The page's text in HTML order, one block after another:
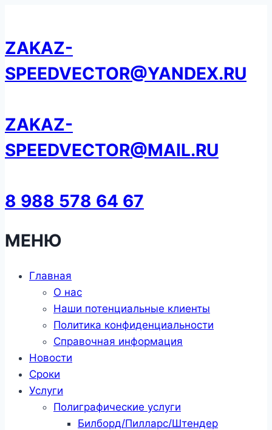
содержанию
ZAKAZ-
SPEEDVECTOR@YANDEX.RU
ZAKAZ-
SPEEDVECTOR@MAIL.RU
8 988 578 64 67
МЕНЮ
Главная
О нас
Наши потенциальные клиенты
Политика конфиденциальности
Справочная информация
Новости
Сроки
Услуги
Полиграфические услуги
Билборд/Пилларс/Штендер